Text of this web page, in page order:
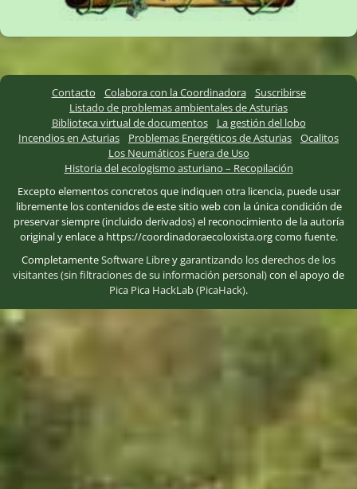
Contacto Colabora con la Coordinadora
Suscribirse
Listado de problemas ambientales de Asturias
Biblioteca virtual de documentos
La gestión del lobo
Incendios en Asturias
Problemas Energéticos de Asturias
Ocalitos
Los Neumáticos Fuera de Uso
Historia del ecologismo asturiano – Recopilación
Excepto elementos concretos que indiquen otra licencia, puede usar
libremente los contenidos de este sitio web con la única condición de
preservar siempre (incluido derivados) el reconocimiento de la autoría
original y enlace a https://coordinadoraecoloxista.org como fuente.
CompletamenteSoftware Libreygarantizando los derechos de los
visitantes (sin filtraciones de su información personal)con el apoyo de
Pica Pica HackLab (PicaHack).